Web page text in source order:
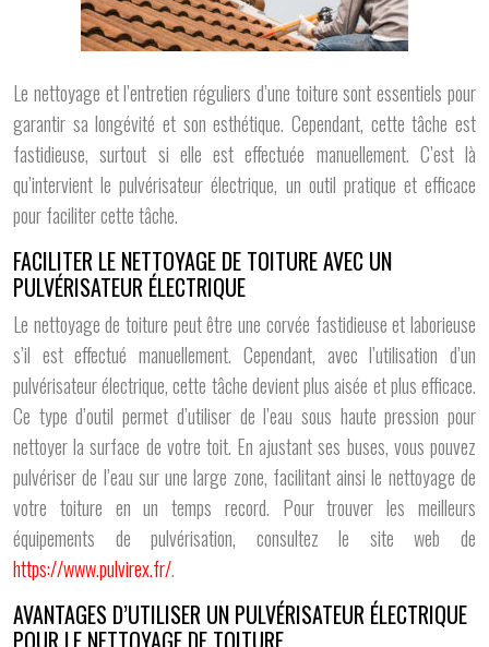
Le nettoyage et l’entretien réguliers d’une toiture sont essentiels pour
garantir sa longévité et son esthétique. Cependant, cette tâche est
fastidieuse, surtout si elle est effectuée manuellement. C’est là
qu’intervient le pulvérisateur électrique, un outil pratique et efficace
pour faciliter cette tâche.
FACILITER LE NETTOYAGE DE TOITURE AVEC UN
PULVÉRISATEUR ÉLECTRIQUE
Le nettoyage de toiture peut être une corvée fastidieuse et laborieuse
s’il est effectué manuellement. Cependant, avec l’utilisation d’un
pulvérisateur électrique, cette tâche devient plus aisée et plus efficace.
Ce type d’outil permet d’utiliser de l’eau sous haute pression pour
nettoyer la surface de votre toit. En ajustant ses buses, vous pouvez
pulvériser de l’eau sur une large zone, facilitant ainsi le nettoyage de
votre toiture en un temps record. Pour trouver les meilleurs
équipements de pulvérisation, consultez le site web de
https://www.pulvirex.fr/.
AVANTAGES D’UTILISER UN PULVÉRISATEUR ÉLECTRIQUE
POUR LE NETTOYAGE DE TOITURE